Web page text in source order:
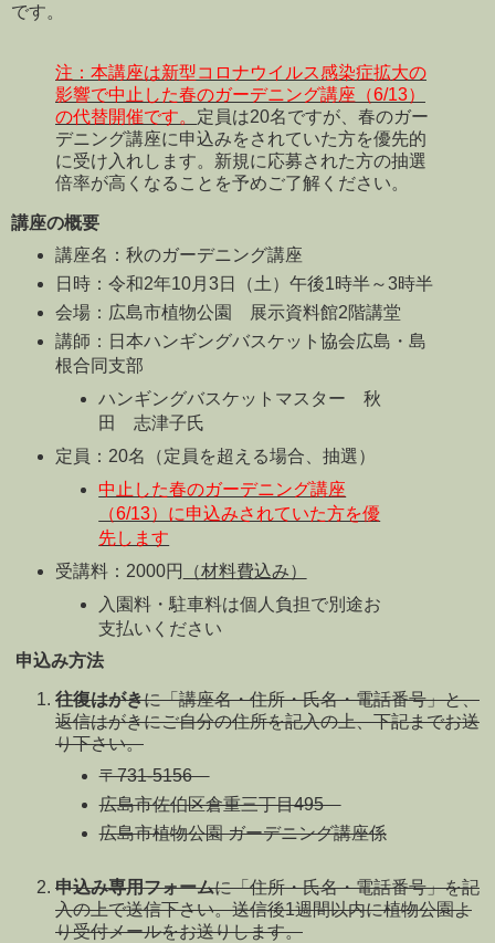
です。
注：本講座は新型コロナウイルス感染症拡大の
影響で中止した春のガーデニング講座（6/13）
の代替開催です。 定員は20名ですが、春のガー
デニング講座に申込みをされていた方を優先的
に受け入れします。新規に応募された方の抽選
倍率が高くなることを予めご了解ください。
講座の概要
講座名：秋のガーデニング講座
日時：令和2年10月3日（土）午後1時半～3時半
会場：広島市植物公園 展示資料館2階講堂
講師：日本ハンギングバスケット協会広島・島
根合同支部
ハンギングバスケットマスター 秋
田 志津子氏
定員：20名（定員を超える場合、抽選）
中止した春のガーデニング講座
（6/13）に申込みされていた方を優
先します
受講料：2000円
（材料費込み）
入園料・駐車料は個人負担で別途お
支払いください
申込み方法
往復はがきに「講座名・住所・氏名・電話番号」と、
返信はがきにご自分の住所を記入の上、下記までお送
り下さい。
〒731-5156
広島市佐伯区倉重三丁目495
広島市植物公園 ガーデニング講座係
申込み専用フォームに「住所・氏名・電話番号」を記
入の上で送信下さい。送信後1週間以内に植物公園よ
り受付メールをお送りします。